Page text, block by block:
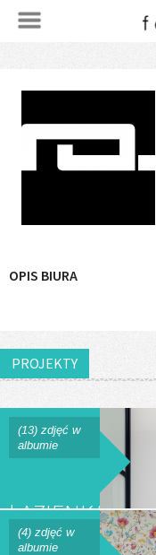
OPIS BIURA
PROJEKTY
(13) zdjęć w
albumie
ŁAZIENKA
BD
(4) zdjęć w
albumie